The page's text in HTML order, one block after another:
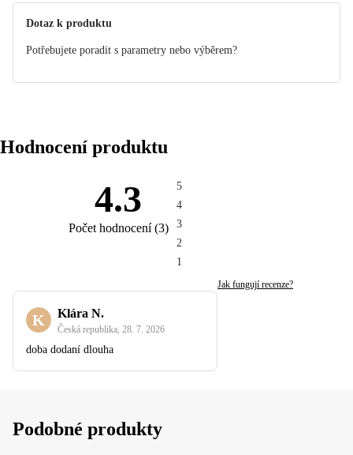
Dotaz k produktu
Potřebujete poradit s parametry nebo výběrem?
Hodnocení produktu
4.3
Počet hodnocení(3)
5
4
3
2
1
Jak fungují recenze?
K Klára N.
Česká republika 28. 7. 2026
doba dodaní dlouha
Podobné produkty